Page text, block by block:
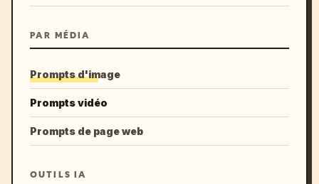
PAR MÉDIA
Prompts d'image
Prompts vidéo
Prompts de page web
OUTILS IA